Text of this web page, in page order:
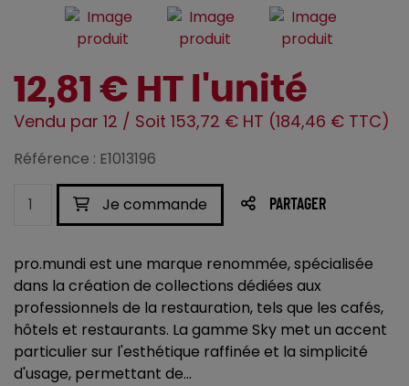
12,81 € HT l'unité
Vendu par 12 / Soit 153,72 € HT (184,46 € TTC)
Référence : E1013196
Je commande PARTAGER
pro.mundi est une marque renommée, spécialisée
dans la création de collections dédiées aux
professionnels de la restauration, tels que les cafés,
hôtels et restaurants. La gamme Sky met un accent
particulier sur l'esthétique raffinée et la simplicité
d'usage, permettant de...